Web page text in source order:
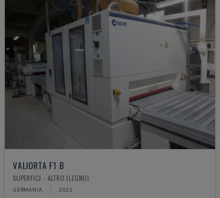
VALIORTA F1 B
SUPERFICI - ALTRO (LEGNO)
GERMANIA 2021